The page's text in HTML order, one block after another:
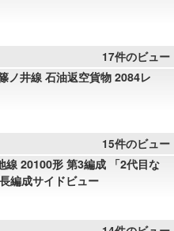
17件のビュー
ノ井線 石油返空貨物 2084レ
15件のビュー
線 20100形 第3編成 「2代目な
編成サイドビュー